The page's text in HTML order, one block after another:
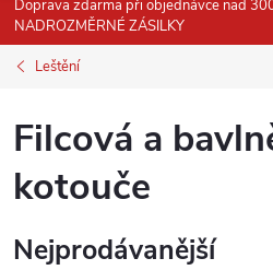
Doprava zdarma při objednávce nad
NADROZMĚRNÉ ZÁSILKY
Leštění
Filcová a
kotouče
Nejprodávanější